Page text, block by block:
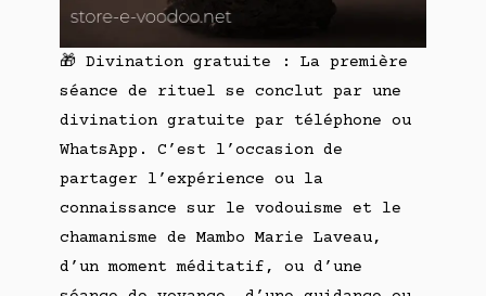
🎁 Divination gratuite : La première
séance de rituel se conclut par une
divination gratuite par téléphone ou
WhatsApp. C’est l’occasion de
partager l’expérience ou la
connaissance sur le vodouisme et le
chamanisme de Mambo Marie Laveau,
d’un moment méditatif, ou d’une